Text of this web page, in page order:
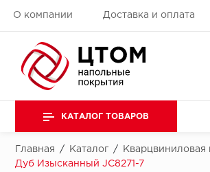
О компании Доставка и оплата
КАТАЛОГ ТОВАРОВ
Главная / Каталог / Кварцвиниловая
Дуб Изысканный JC8271-7